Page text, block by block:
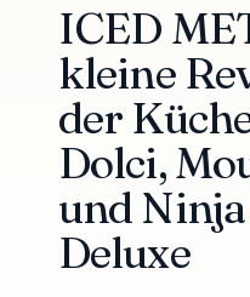
ICED
kleine
der
Dolci,
und
Deluxe